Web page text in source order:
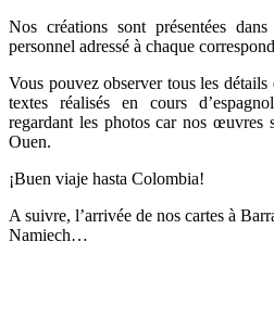
Nos créations sont présentées
personnel adressé à chaque
Vous pouvez observer tous les
textes réalisés en cours
regardant les photos car nos œuvres
Ouen.
¡Buen viaje hasta Colombia!
A suivre, l’arrivée de nos cartes à
Namiech…